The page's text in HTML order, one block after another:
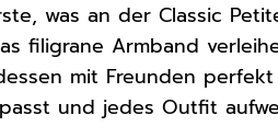
was an der Classic
filigrane Armband
mit Freunden
und jedes Outfit